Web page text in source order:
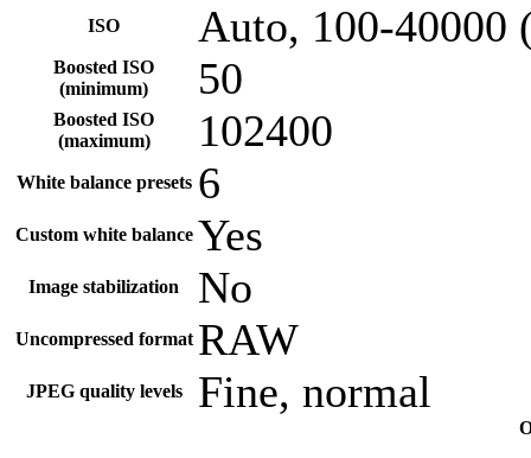
ISO Auto, 100-40000
Boosted ISO
(minimum)
50
Boosted ISO
(maximum)
102400
White balance presets 6
Custom white balance Yes
Image stabilization No
Uncompressed format RAW
JPEG quality levels Fine, normal